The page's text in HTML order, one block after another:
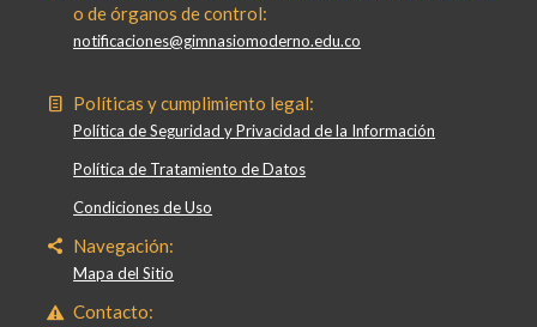
o de órganos de control:
notificaciones@gimnasiomoderno.edu.co
Políticas y cumplimiento legal:
Política de Seguridad y Privacidad de la Información
Política de Tratamiento de Datos
Condiciones de Uso
Navegación:
Mapa del Sitio
Contacto: